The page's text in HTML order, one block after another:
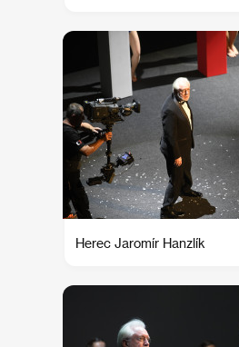
Herec Jaromír Hanzlík